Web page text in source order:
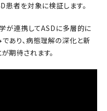
患者を対象に検証します。
が連携してASDに多層的に
あり、病態理解の深化と新
期待されます。